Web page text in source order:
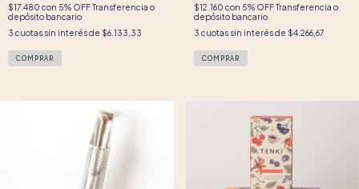
$17.480 con 5% OFF Transferencia o
depósito bancario
3 cuotas sin interés de $6.133,33
$12.160 con 5% OFF Transferencia o
depósito bancario
3 cuotas sin interés de $4.266,67